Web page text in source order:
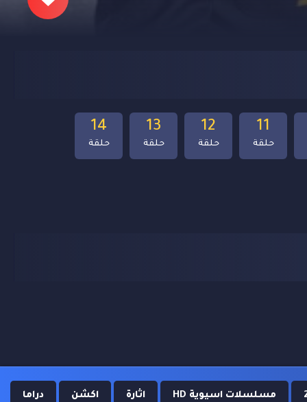
14
حلقة
13
حلقة
12
حلقة
11
حلقة
مسلسلات اسيوية HD اثارة اكشن دراما